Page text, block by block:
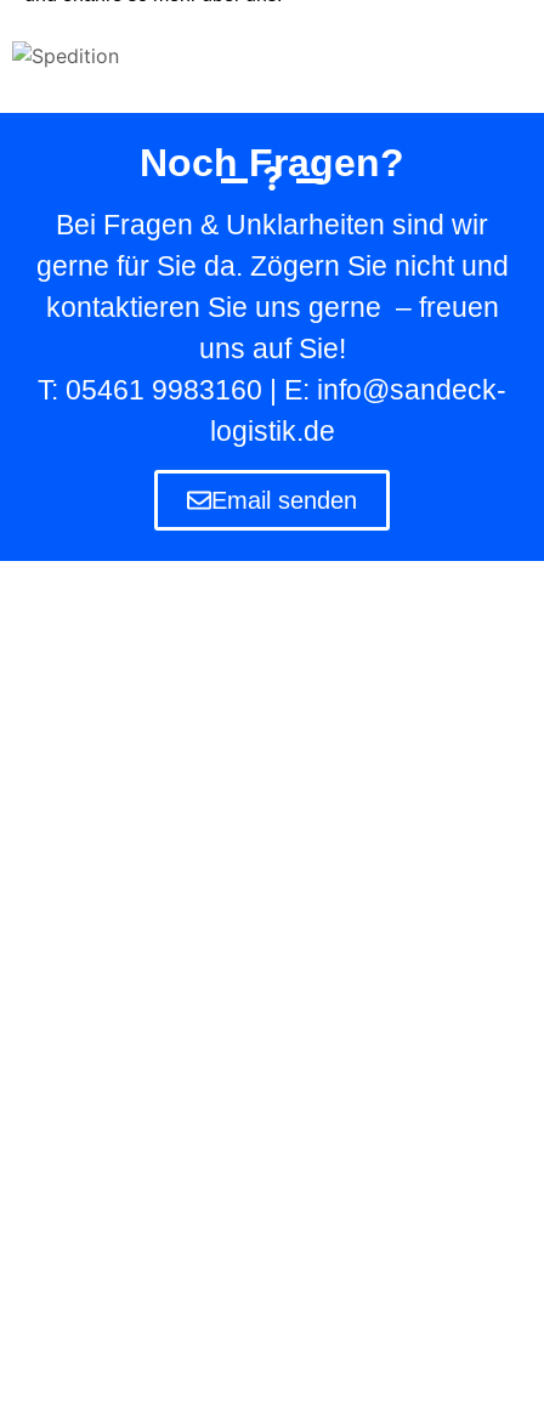
Noch Fragen?
Bei Fragen & Unklarheiten sind wir
gerne für Sie da. Zögern Sie nicht und
kontaktieren Sie uns gerne – freuen
uns auf Sie!
T: 05461 9983160 | E: info@sandeck-
logistik.de
Email senden